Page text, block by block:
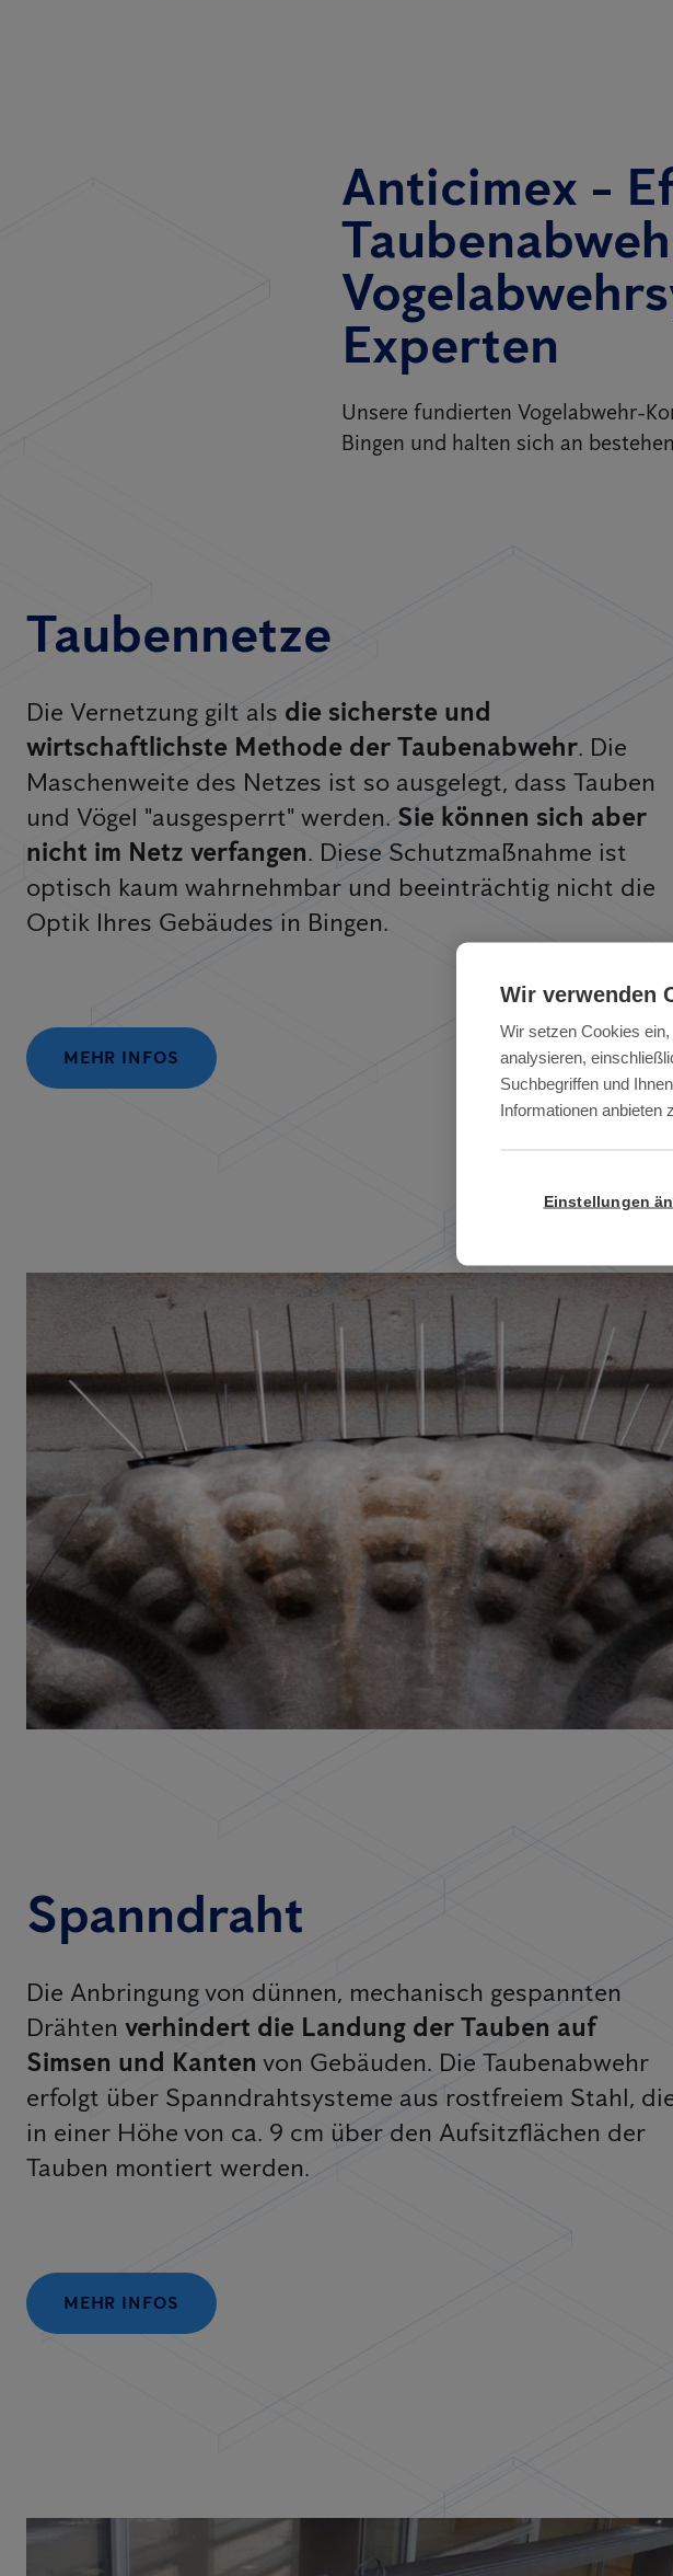
Anticimex -
Experten
Unsere fundierten Vogelabwehr-
Bingen und halten sich an
Taubennetze
Die Vernetzung gilt als die sicherste und
wirtschaftlichste Methode der Taubenabwehr. Die
Maschenweite des Netzes ist so ausgelegt, dass Tauben
und Vögel "ausgesperrt" werden.Sie können sich aber
nicht im Netz verfangen. Diese Schutzmaßnahme ist
optisch kaum wahrnehmbar und beeinträchtig nicht die
Optik Ihres Gebäudes in Bingen.
MEHR INFOS
Spanndraht
Die Anbringung von dünnen, mechanisch gespannten
Drähten verhindert die Landung der Tauben auf
Simsen und Kanten von Gebäuden. Die Taubenabwehr
erfolgt über Spanndrahtsysteme aus rostfreiem Stahl,
in einer Höhe von ca. 9 cm über den Aufsitzflächen der
Tauben montiert werden.
MEHR INFOS
Wir verwenden
Wir setzen Cookies
analysieren,
Suchbegriffen und
Informationen anbieten
Einstellungen